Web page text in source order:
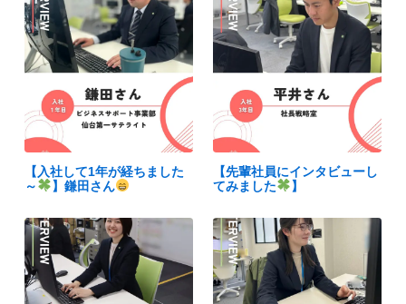
【入社して1年が経ちました
～
】鎌田さん
【先輩社員にインタビューし
てみました
】